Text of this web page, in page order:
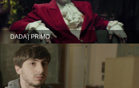
DADA | PRIMO